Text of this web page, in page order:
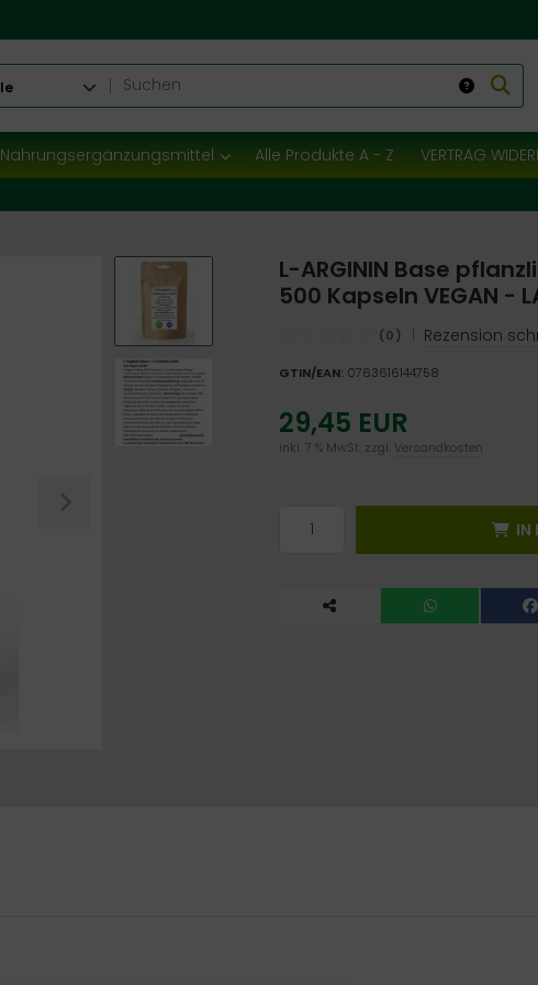
Nahrungsergänzungsmittel Alle Produkte A - Z VERTRAG
L-ARGININ Base
500 Kapseln VEGAN -
(0) Rezension
GTIN/EAN: 0763616144758
29,45 EUR
inkl. 7 % MwSt. zzgl. Versandkosten
IN